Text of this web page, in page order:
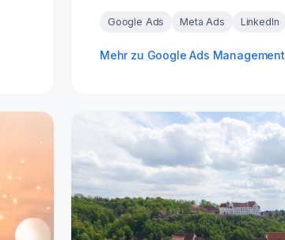
Google Ads Meta Ads LinkedIn
Mehr zu Google Ads Management